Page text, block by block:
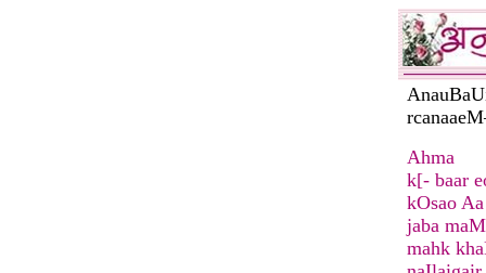
Ahma
k[- baar
kOsao
jaba
mahk